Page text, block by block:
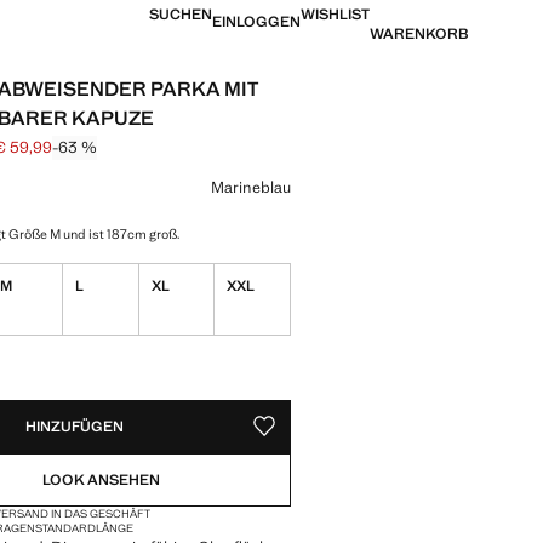
SUCHENEINLOGGENWISHLIST
WARENKORB
PARKA MIT
KAPUZE
durchgestrichen [€ 159,99 ]
[€ 59,99 ]
59,99-63 %
Farbe
Marineblau
Größe M und ist 187cm groß.
M L XL XXL
HINZUFÜGEN ALS FAVORIT SPEICHERN
LOOK ANSEHEN
IN DAS GESCHÄFT
STANDARDLÄNGE